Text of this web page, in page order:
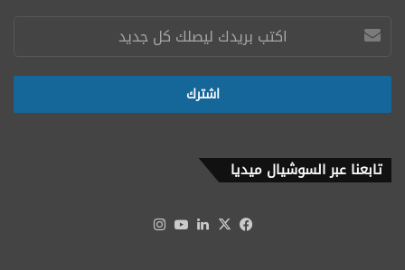
تابعنا عبر السوشيال ميديا
فيسبوك
‫X لينكدإن‫YouTube